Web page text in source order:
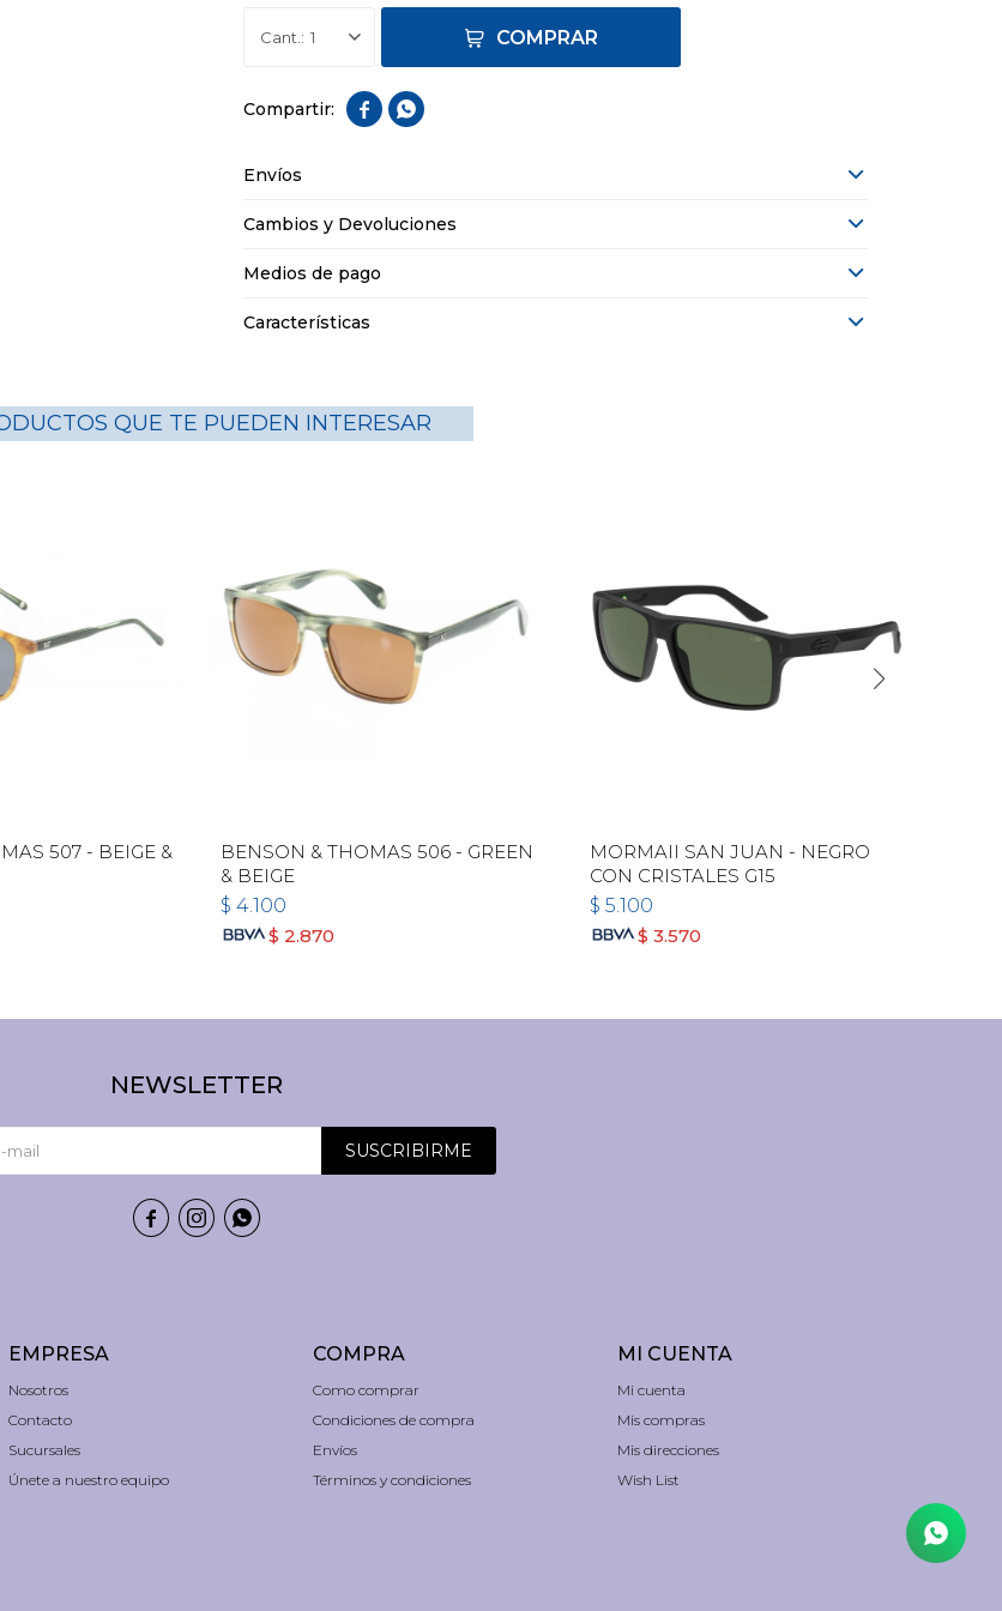
1 COMPRAR
 
Envíos
Cambios y Devoluciones
Medios de pago
Características
QUE TE PUEDEN INTERESAR
507 - BEIGE &
BENSON & THOMAS 506 - GREEN
& BEIGE
$ 4.100
$ 2.870
MORMAII SAN JUAN - NEGRO
CON CRISTALES G15
$ 5.100
$ 3.570
EMPRESA
Nosotros
Contacto
Sucursales
Únete a nuestro equipo
COMPRA
Como comprar
Condiciones de compra
Envíos
Términos y condiciones
MI CUENTA
Mi cuenta
Mis compras
Mis direcciones
Wish List
NEWSLETTER
SUSCRIBIRME
  